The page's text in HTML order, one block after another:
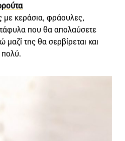
με κεράσια, φράουλες,
που θα απολαύσετε
της θα σερβίρεται και